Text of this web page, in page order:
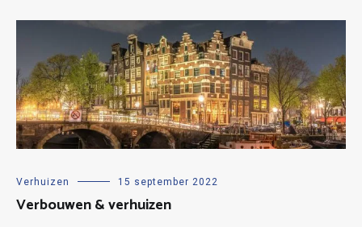
Verhuizen 15 september 2022
Verbouwen & verhuizen